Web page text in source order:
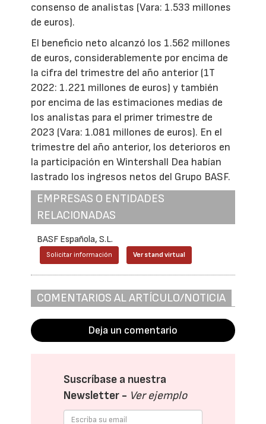
consenso de analistas (Vara: 1.533 millones
de euros).
El beneficio neto alcanzó los 1.562 millones
de euros, considerablemente por encima de
la cifra del trimestre del año anterior (1T
2022: 1.221 millones de euros) y también
por encima de las estimaciones medias de
los analistas para el primer trimestre de
2023 (Vara: 1.081 millones de euros). En el
trimestre del año anterior, los deterioros en
la participación en Wintershall Dea habían
lastrado los ingresos netos del Grupo BASF.
EMPRESAS O ENTIDADES
RELACIONADAS
BASF Española, S.L.
Solicitar información Ver stand virtual
COMENTARIOS AL ARTÍCULO/NOTICIA
Deja un comentario
Suscríbase a nuestra
Newsletter - Ver ejemplo